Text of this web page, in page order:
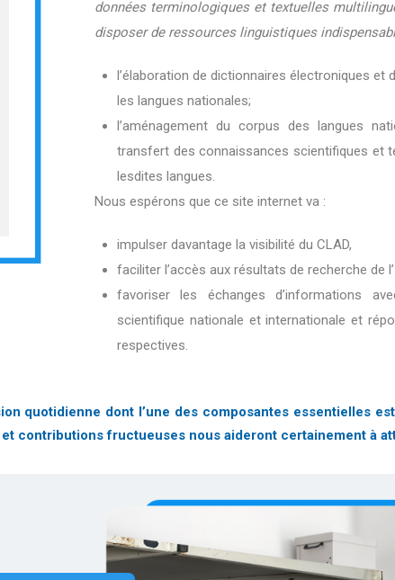
données terminologiques et textuelles
disposer de ressources linguistiques
l’élaboration de dictionnaires électroniques
les langues nationales;
l’aménagement du corpus des langues
transfert des connaissances scientifiques et
lesdites langues.
Nous espérons que ce site internet va :
impulser davantage la visibilité du CLAD,
faciliter l’accès aux résultats de recherche de
favoriser les échanges d’informations
scientifique nationale et internationale et
respectives.
quotidienne dont l’une des composantes essentielles
contributions fructueuses nous aideront certainement à